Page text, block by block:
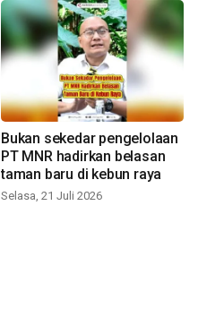
Bukan sekedar pengelolaan
PT MNR hadirkan belasan
taman baru di kebun raya
Selasa, 21 Juli 2026